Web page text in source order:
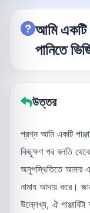
আমি একটি
পানিতে
উত্তর
প্রশ্ন আমি একটি
কিছুক্ষণ পর বলতি
অনুপস্থিতিতে আমার
নামায আদায় করে।
উল্লেখ্য, ঐ